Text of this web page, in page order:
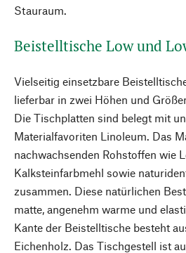
Stauraum.
Beistelltische Low und
Vielseitig einsetzbare
lieferbar in zwei Höhen und
Die Tischplatten sind belegt mit
Materialfavoriten Linoleum. Das
nachwachsenden Rohstoffen wie
Kalksteinfarbmehl sowie
zusammen. Diese natürlichen
matte, angenehm warme und
Kante der Beistelltische besteht
Eichenholz. Das Tischgestell ist